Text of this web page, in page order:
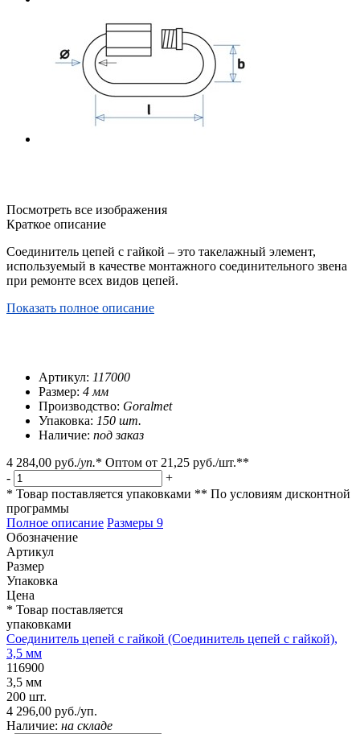
Посмотреть все изображения
Краткое описание
Соединитель цепей с гайкой – это такелажный элемент,
используемый в качестве монтажного соединительного звена
при ремонте всех видов цепей.
Показать полное описание
Артикул: 117000
Размер: 4 мм
Производство: Goralmet
Упаковка: 150 шт.
Наличие: под заказ
4 284,00 руб./уп.* Оптом от 21,25 руб./шт.**
-
+
* Товар поставляется упаковками ** По условиям дисконтной
программы
Полное описание Размеры 9
Обозначение
Артикул
Размер
Упаковка
Цена
* Товар поставляется
упаковками
Соединитель цепей с гайкой (Соединитель цепей с гайкой),
3,5 мм
116900
3,5 мм
200 шт.
4 296,00 руб./уп.
Наличие: на складе